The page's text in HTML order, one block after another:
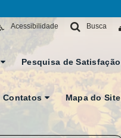
Busca
Acessibilidade
Pesquisa de Satisfação
Contatos Mapa do Site